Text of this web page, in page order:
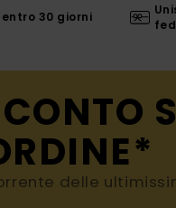
entro 30 giorni
delle